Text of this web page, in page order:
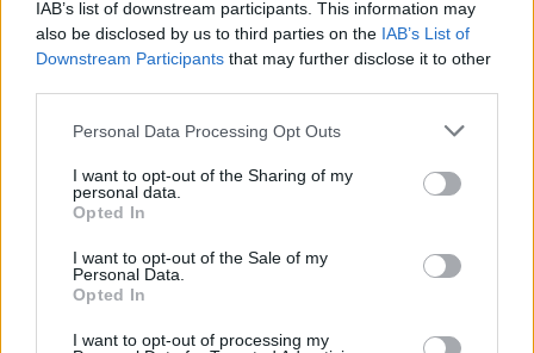
IAB’s list of downstream participants. This information may
also be disclosed by us to third parties on the IAB’s List of
Downstream Participants that may further disclose it to other
Personal Data Processing Opt Outs
I want to opt-out of the Sharing of my
personal data.
Opted In
I want to opt-out of the Sale of my
Personal Data.
Opted In
I want to opt-out of processing my
vaiko gyvybių išgelbėti nepavyko
Žinios | Lietuvos diena
00:00:57
32 laipsnių šilumos
Žinios | Orai
Nufilmavo, kaip patvino Vilniaus Vakarinis aplinkkelis:
vaizdas pribloškia